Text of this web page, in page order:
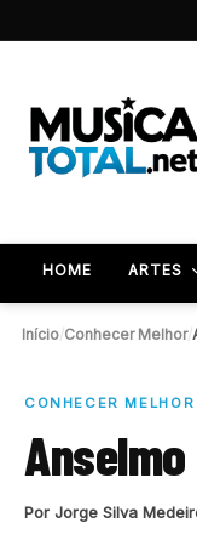
HOME ARTES
Início Conhecer Melhor/
CONHECER MELHOR
Anselmo
Por Jorge Silva